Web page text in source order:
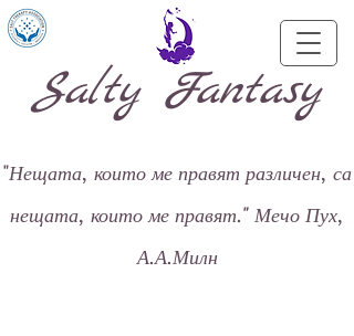
Salty Fantasy
"Нещата, които ме правят различен, са
нещата, които ме правят." Мечо Пух,
А.А.Милн